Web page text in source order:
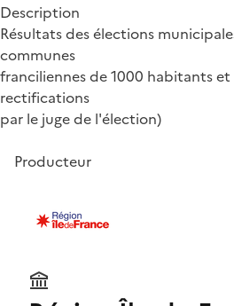
Description
Résultats des élections
communes
franciliennes de 1000 habitants et
rectifications
par le juge de l'élection)
Producteur